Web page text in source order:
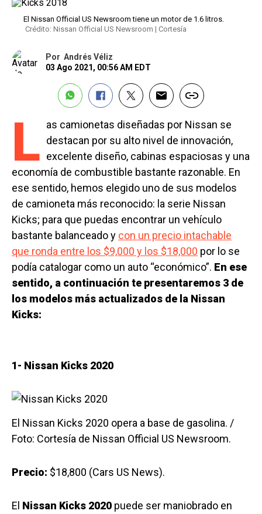
El Nissan Official US Newsroom tiene un motor de 1.6 litros.
Crédito: Nissan Official US Newsroom | Cortesía
Por Andrés Véliz
03 Ago 2021, 00:56 AM EDT
L as camionetas diseñadas por Nissan se
destacan por su alto nivel de innovación,
excelente diseño, cabinas espaciosas y una
economía de combustible bastante razonable. En
ese sentido, hemos elegido uno de sus modelos
de camioneta más reconocido: la serie Nissan
Kicks; para que puedas encontrar un vehículo
bastante balanceado y con un precio intachable
que ronda entre los $9,000 y los $18,000 por lo se
podía catalogar como un auto “económico”. En ese
sentido, a continuación te presentaremos 3 de
los modelos más actualizados de la Nissan
Kicks:
1- Nissan Kicks 2020
El Nissan Kicks 2020 opera a base de gasolina. /
Foto: Cortesía de Nissan Official US Newsroom.
Precio: $18,800 (Cars US News).
El Nissan Kicks 2020 puede ser maniobrado en